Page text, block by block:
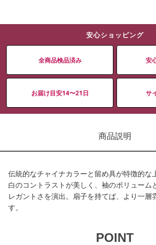
安心ショッピング
全商品検品済み 安
お届け目安14〜21日 サ
商品説明
伝統的なチャイナカラーと留め具が特徴的な
白のコントラストが美しく、袖のボリューム
レガントさを演出。扇子を持てば、より一層
す。
POINT